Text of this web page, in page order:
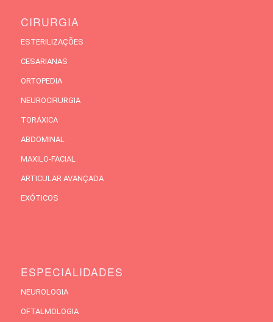
CIRURGIA
ESTERILIZAÇÕES
CESARIANAS
ORTOPEDIA
NEUROCIRURGIA
TORÁXICA
ABDOMINAL
MAXILO-FACIAL
ARTICULAR AVANÇADA
EXÓTICOS
ESPECIALIDADES
NEUROLOGIA
OFTALMOLOGIA